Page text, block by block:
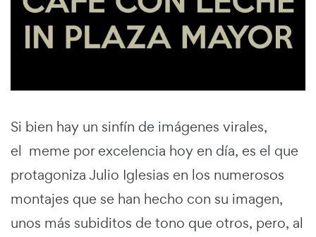
Si bien hay un sinfín de imágenes virales,
el meme por excelencia hoy en día, es el que
protagoniza Julio Iglesias en los numerosos
montajes que se han hecho con su imagen,
unos más subiditos de tono que otros, pero, al